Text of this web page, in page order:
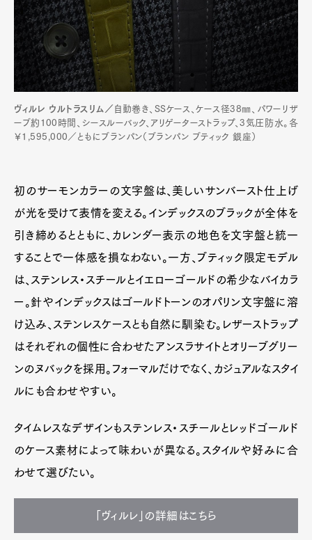
ヴィルレ ウルトラスリム／ 自動巻き、SSケース、ケース径38㎜、パワーリザ
ーブ約100時間、シースルーバック、アリゲーターストラップ、3気圧防水。各
￥1,595,000／ともにブランパン（ブランパン ブティック 銀座）
初のサーモンカラーの文字盤は、美しいサンバースト仕上げ
が光を受けて表情を変える。インデックスのブラックが全体を
引き締めるとともに、カレンダー表示の地色を文字盤と統一
することで一体感を損なわない。一方、ブティック限定モデル
は、ステンレス・スチールとイエローゴールドの希少なバイカラ
ー。針やインデックスはゴールドトーンのオパリン文字盤に溶
け込み、ステンレスケースとも自然に馴染む。レザーストラップ
はそれぞれの個性に合わせたアンスラサイトとオリーブグリー
ンのヌバックを採用。フォーマルだけでなく、カジュアルなスタイ
ルにも合わせやすい。
タイムレスなデザインもステンレス・スチールとレッドゴールド
のケース素材によって味わいが異なる。スタイルや好みに合
わせて選びたい。
「ヴィルレ」の詳細はこちら